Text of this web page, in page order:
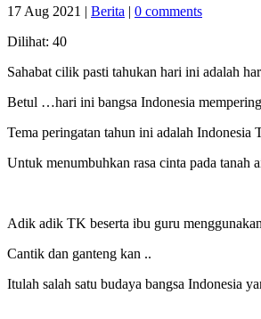
17 Aug 2021 | Berita | 0 comments
Dilihat: 40
Sahabat cilik pasti tahukan hari ini adalah
Betul …hari ini bangsa Indonesia
Tema peringatan tahun ini adalah Indonesia
Untuk menumbuhkan rasa cinta pada tanah
Adik adik TK beserta ibu guru
Cantik dan ganteng kan ..
Itulah salah satu budaya bangsa Indonesia